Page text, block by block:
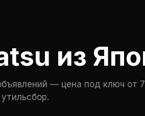
из
— цена под ключ от